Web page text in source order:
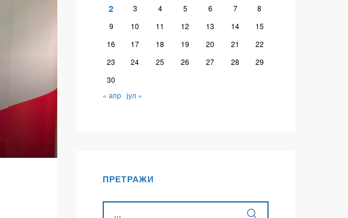
2 3 4 5 6 7
8
9
10 11 12 13 14
15
16
17 18 19 20 21
22
23
24 25 26 27 28
29
30
« апр јул »
ПРЕТРАЖИ